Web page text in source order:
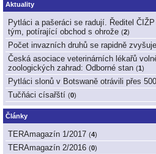
Aktuality
Pytláci a pašeráci se radují. Ředitel
tým, potírající obchod s ohrože (2)
Počet invazních druhů se rapidně
Česká asociace veterinárních lékařů
zoologických zahrad: Odborné stan (1)
Pytláci slonů v Botswaně otrávili přes
Tučňáci císařští (0)
Články
TERAmagazín 1/2017 (4)
TERAmagazín 2/2016 (0)